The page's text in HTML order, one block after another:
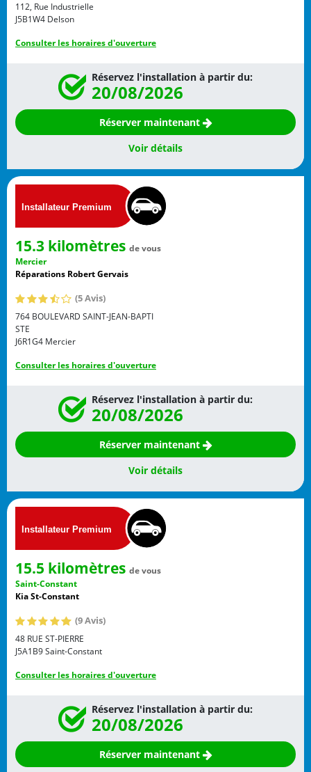
112, Rue Industrielle
J5B1W4 Delson
Consulter les horaires d'ouverture
Réservez l'installation à partir du:
20/08/2026
Réserver maintenant
Voir détails
15.3 kilomètres de vous
Mercier
Réparations Robert Gervais
(5 Avis)
764 BOULEVARD SAINT-JEAN-BAPTI
STE
J6R1G4 Mercier
Consulter les horaires d'ouverture
Réservez l'installation à partir du:
20/08/2026
Réserver maintenant
Voir détails
15.5 kilomètres de vous
Saint-Constant
Kia St-Constant
(9 Avis)
48 RUE ST-PIERRE
J5A1B9Saint-Constant
Consulter les horaires d'ouverture
Réservez l'installation à partir du:
20/08/2026
Réserver maintenant